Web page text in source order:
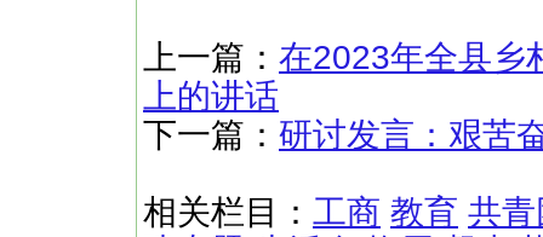
上一篇： 在2023年全县乡
上的讲话
下一篇： 研讨发言：艰苦
相关栏目： 工商 教育 共青